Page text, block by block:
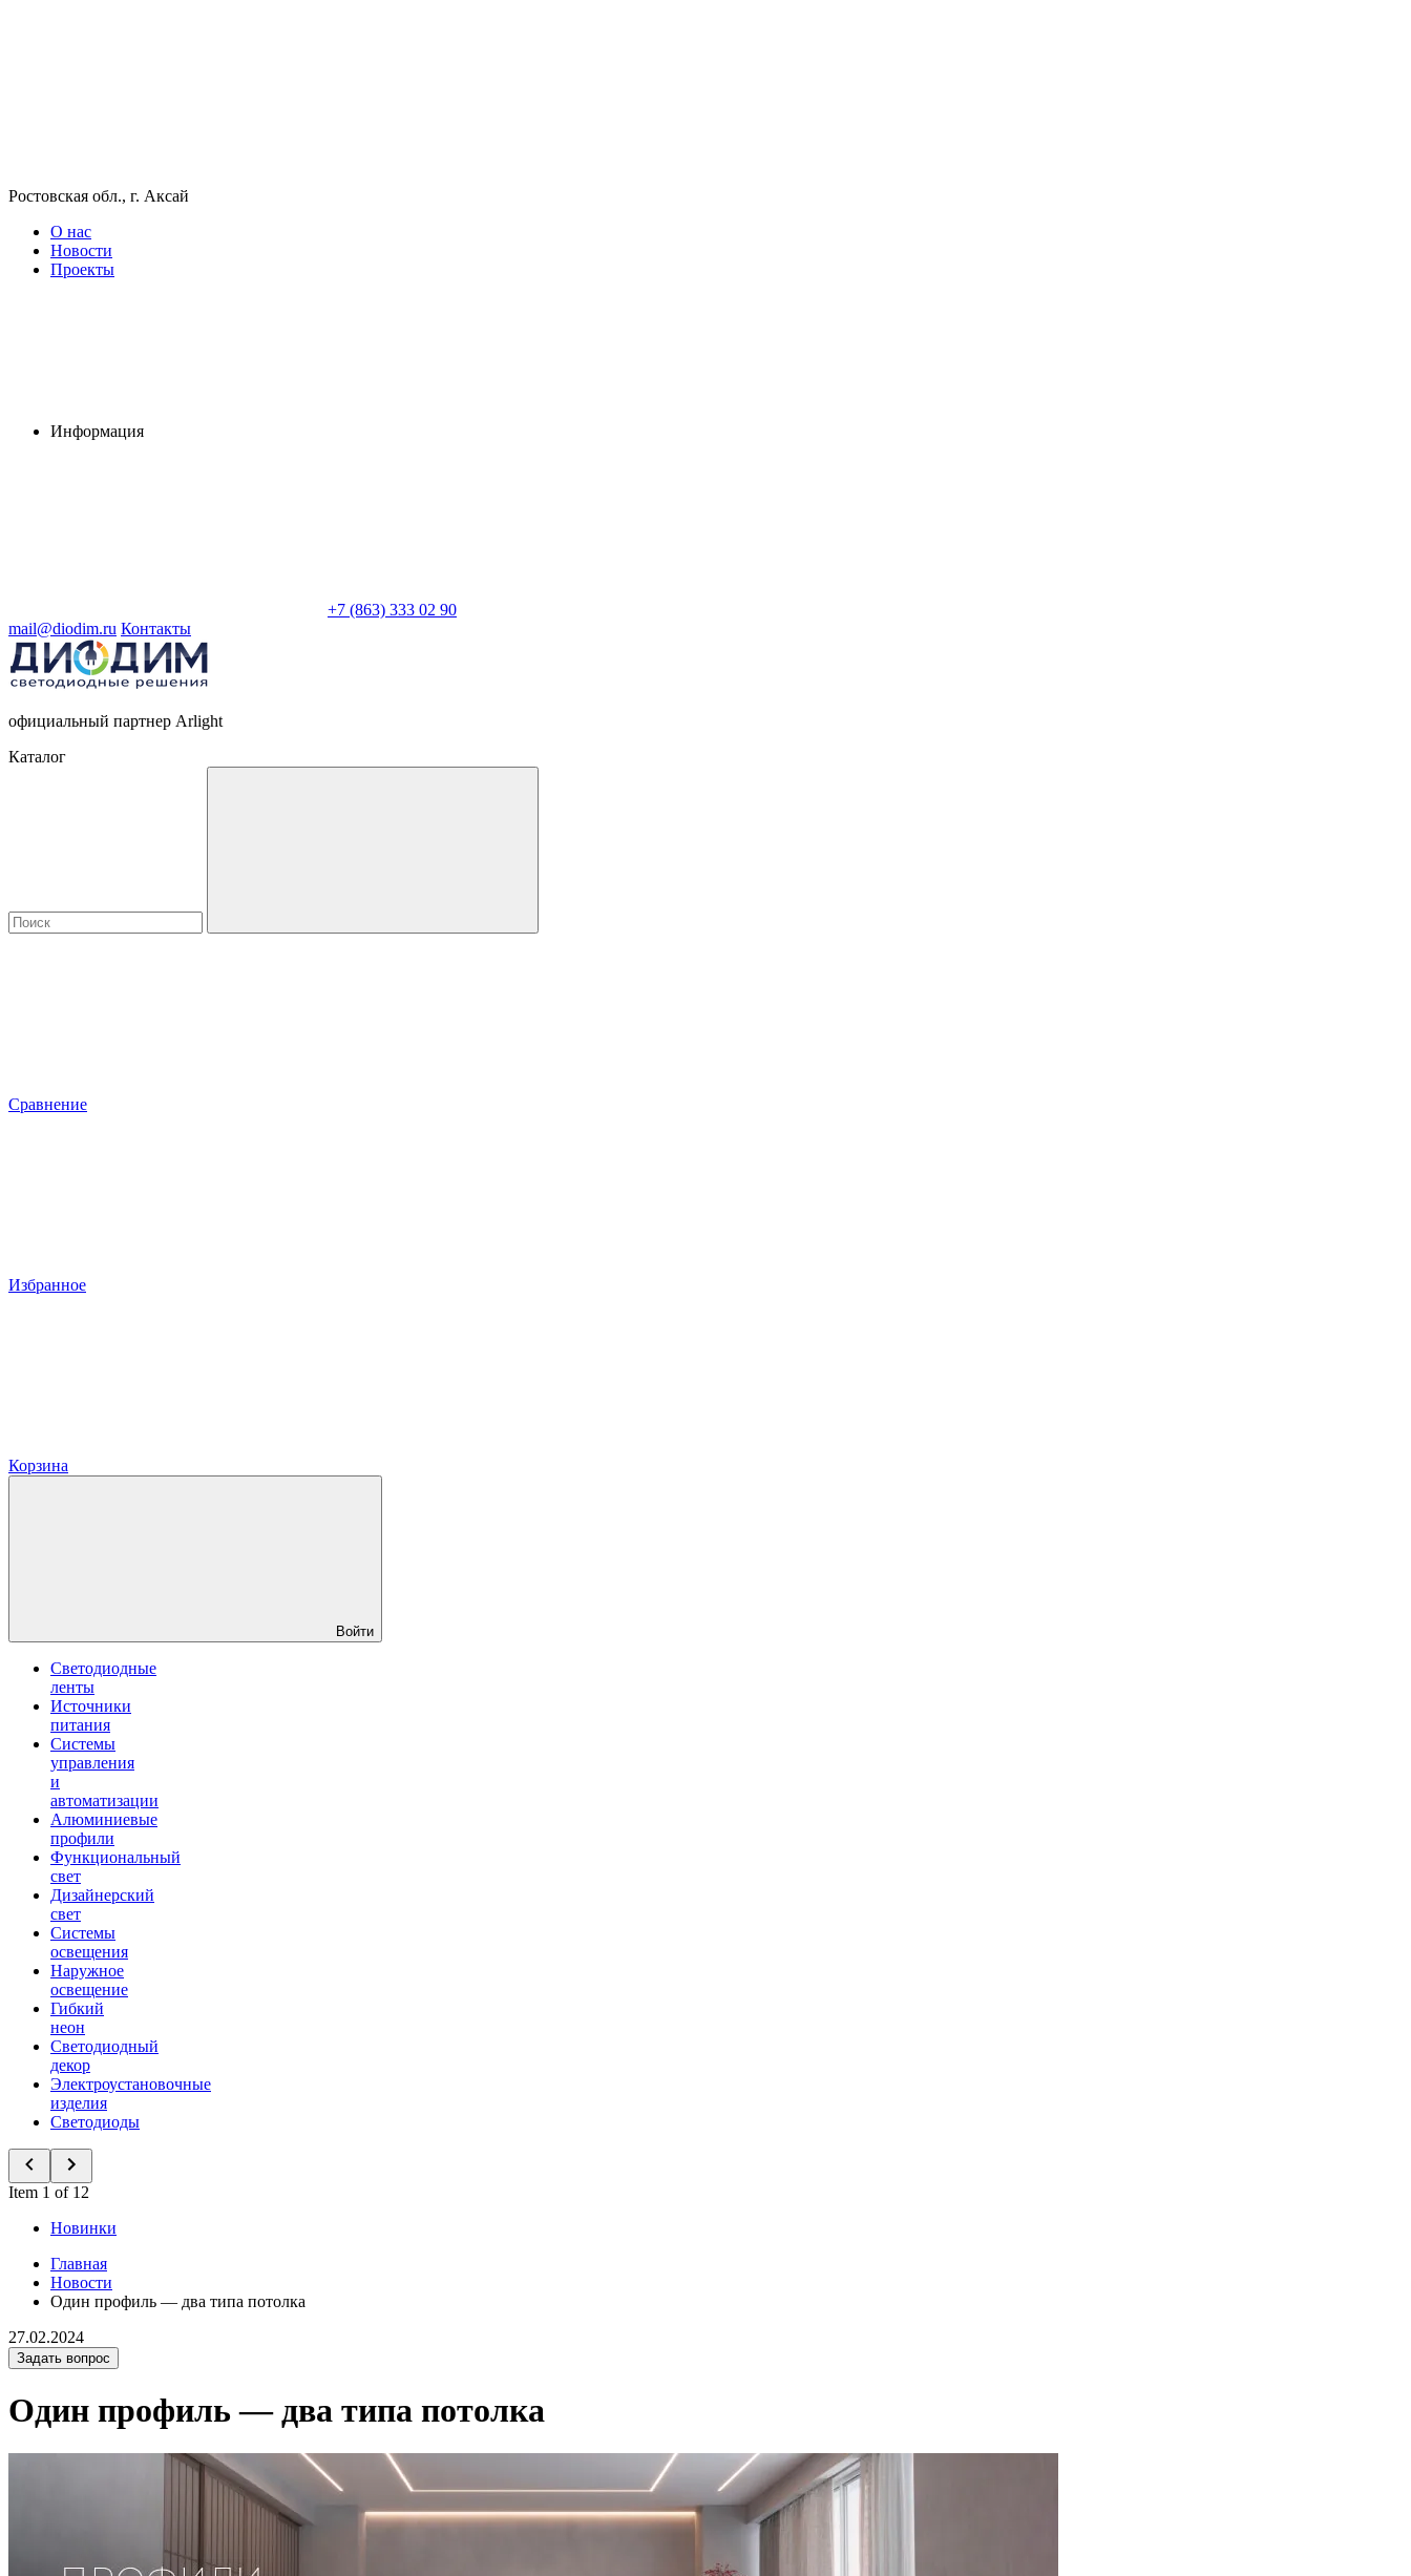
Ростовская обл., г. Аксай
О нас
Новости
Проекты
Информация
+7 (863) 333 02 90
mail@diodim.ru Контакты
официальный партнер Arlight
Каталог
Сравнение
Избранное
Корзина
Войти
Светодиодные
ленты
Источники
питания
Системы
управления
и
автоматизации
Алюминиевые
профили
Функциональный
свет
Дизайнерский
свет
Системы
освещения
Наружное
освещение
Гибкий
неон
Светодиодный
декор
Электроустановочные
изделия
Светодиоды
Item 1 of 12
Новинки
Главная
Новости
Один профиль — два типа потолка
27.02.2024
Задать вопрос
Один профиль — два типа потолка